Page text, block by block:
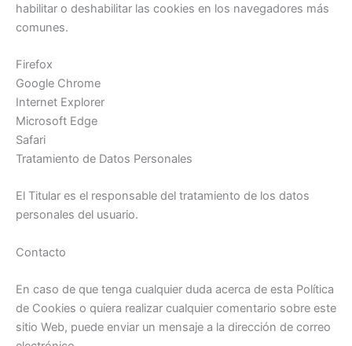
habilitar o deshabilitar las cookies en los navegadores más
comunes.
Firefox
Google Chrome
Internet Explorer
Microsoft Edge
Safari
Tratamiento de Datos Personales
El Titular es el responsable del tratamiento de los datos
personales del usuario.
Contacto
En caso de que tenga cualquier duda acerca de esta Política
de Cookies o quiera realizar cualquier comentario sobre este
sitio Web, puede enviar un mensaje a la dirección de correo